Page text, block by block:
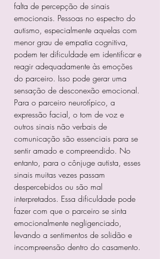
falta de percepção de sinais
emocionais. Pessoas no espectro do
autismo, especialmente aquelas com
menor grau de empatia cognitiva,
podem ter dificuldade em identificar e
reagir adequadamente às emoções
do parceiro. Isso pode gerar uma
sensação de desconexão emocional.
Para o parceiro neurotípico, a
expressão facial, o tom de voz e
outros sinais não verbais de
comunicação são essenciais para se
sentir amado e compreendido. No
entanto, para o cônjuge autista, esses
sinais muitas vezes passam
despercebidos ou são mal
interpretados. Essa dificuldade pode
fazer com que o parceiro se sinta
emocionalmente negligenciado,
levando a sentimentos de solidão e
incompreensão dentro do casamento.